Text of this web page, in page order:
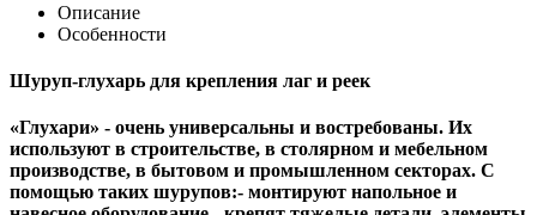
Описание
Особенности
Шуруп-глухарь для крепления лаг и реек
«Глухари» - очень универсальны и востребованы. Их
используют в строительстве, в столярном и мебельном
производстве, в бытовом и промышленном секторах. С
помощью таких шурупов:- монтируют напольное и